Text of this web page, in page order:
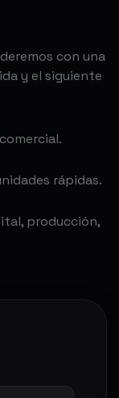
con una
y el siguiente
rápidas.
producción,